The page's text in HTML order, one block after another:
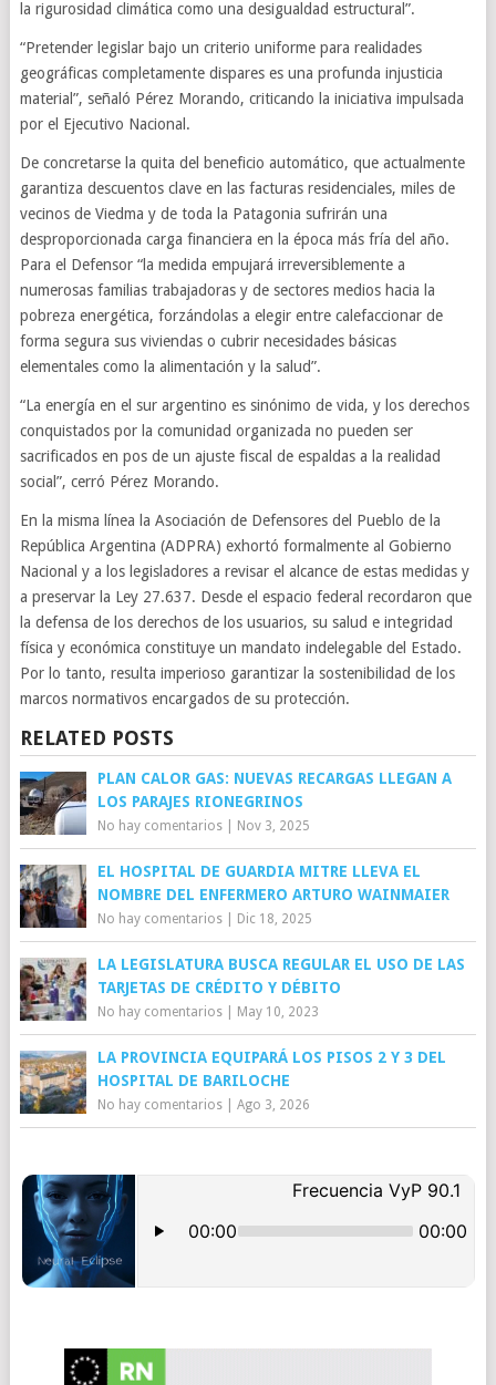
la rigurosidad climática como una desigualdad estructural”.
“Pretender legislar bajo un criterio uniforme para realidades
geográficas completamente dispares es una profunda injusticia
material”, señaló Pérez Morando, criticando la iniciativa impulsada
por el Ejecutivo Nacional.
De concretarse la quita del beneficio automático, que actualmente
garantiza descuentos clave en las facturas residenciales, miles de
vecinos de Viedma y de toda la Patagonia sufrirán una
desproporcionada carga financiera en la época más fría del año.
Para el Defensor “la medida empujará irreversiblemente a
numerosas familias trabajadoras y de sectores medios hacia la
pobreza energética, forzándolas a elegir entre calefaccionar de
forma segura sus viviendas o cubrir necesidades básicas
elementales como la alimentación y la salud”.
“La energía en el sur argentino es sinónimo de vida, y los derechos
conquistados por la comunidad organizada no pueden ser
sacrificados en pos de un ajuste fiscal de espaldas a la realidad
social”, cerró Pérez Morando.
En la misma línea la Asociación de Defensores del Pueblo de la
República Argentina (ADPRA) exhortó formalmente al Gobierno
Nacional y a los legisladores a revisar el alcance de estas medidas y
a preservar la Ley 27.637. Desde el espacio federal recordaron que
la defensa de los derechos de los usuarios, su salud e integridad
física y económica constituye un mandato indelegable del Estado.
Por lo tanto, resulta imperioso garantizar la sostenibilidad de los
marcos normativos encargados de su protección.
RELATED POSTS
PLAN CALOR GAS: NUEVAS RECARGAS LLEGAN A
LOS PARAJES RIONEGRINOS
No hay comentarios| Nov 3, 2025
EL HOSPITAL DE GUARDIA MITRE LLEVA EL
NOMBRE DEL ENFERMERO ARTURO WAINMAIER
No hay comentarios| Dic 18, 2025
LA LEGISLATURA BUSCA REGULAR EL USO DE LAS
TARJETAS DE CRÉDITO Y DÉBITO
No hay comentarios| May 10, 2023
LA PROVINCIA EQUIPARÁ LOS PISOS 2 Y 3 DEL
HOSPITAL DE BARILOCHE
No hay comentarios| Ago 3, 2026